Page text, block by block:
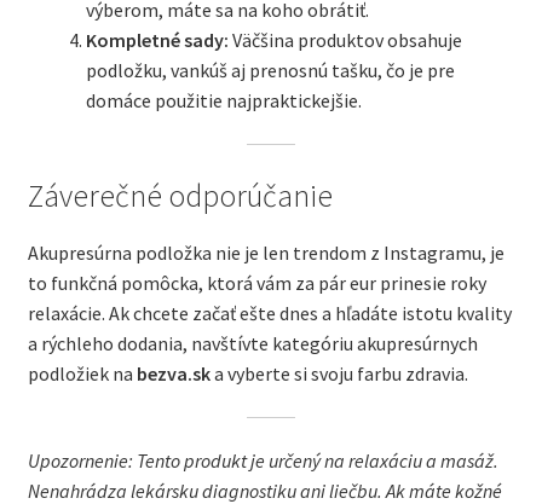
výberom, máte sa na koho obrátiť.
Kompletné sady: Väčšina produktov obsahuje
podložku, vankúš aj prenosnú tašku, čo je pre
domáce použitie najpraktickejšie.
Záverečné odporúčanie
Akupresúrna podložka nie je len trendom z Instagramu, je
to funkčná pomôcka, ktorá vám za pár eur prinesie roky
relaxácie. Ak chcete začať ešte dnes a hľadáte istotu kvality
a rýchleho dodania, navštívte kategóriu akupresúrnych
podložiek na bezva.ska vyberte si svoju farbu zdravia.
Upozornenie: Tento produkt je určený na relaxáciu a masáž.
Nenahrádza lekársku diagnostiku ani liečbu. Ak máte kožné